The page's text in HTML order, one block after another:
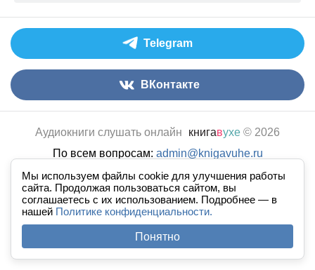
Мы используем файлы cookie для улучшения работы
сайта. Продолжая пользоваться сайтом, вы
соглашаетесь с их использованием. Подробнее — в
нашей Политике конфиденциальности.
Понятно
Telegram
ВКонтакте
Аудиокниги слушать онлайн книгавухе © 2026
По всем вопросам: admin@knigavuhe.ru
FAQ
· Правила сайта · Добавить книгу
·
Полная версия
· Новый дизайн